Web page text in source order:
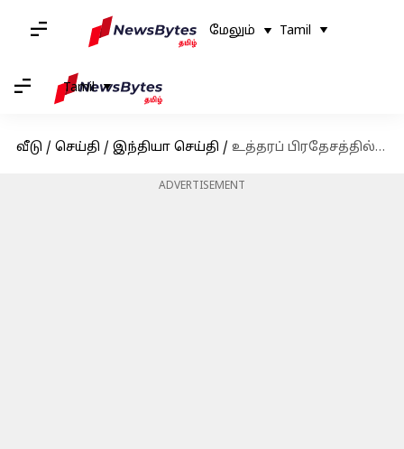
மேலும் Tamil
Tamil
வீடு / செய்தி / இந்தியா செய்தி / உத்தரப் பிரதேசத்தில், நவம்பர் 25 'அசைவமில்லா நாள்' என்று அறிவிக்கப்பட்டுள்ளது; அதற்கான காரணம்?
ADVERTISEMENT